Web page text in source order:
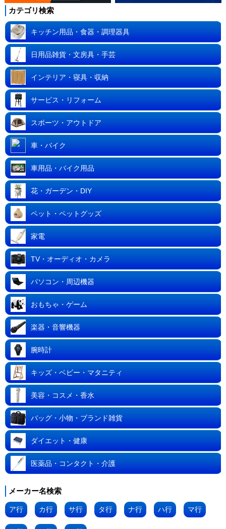
カテゴリ検索
キッチン用品・食器・調理器具
日用品雑貨・文房具・手芸
インテリア・寝具・収納
サービス・リフォーム
スポーツ・アウトドア
車・バイク
車用品・バイク用品
花・ガーデン・DIY
ペット・ペットグッズ
家電
TV・オーディオ・カメラ
パソコン・周辺機器
おもちゃ・ゲーム
楽器・音響機器
腕時計
キッズ・ベビー・マタニティ
美容・コスメ・香水
バッグ・小物・ブランド雑貨
ダイエット・健康
医薬品・コンタクト・介護
メーカー名検索
ア行 カ行 サ行 タ行 ナ行 ハ行 マ行